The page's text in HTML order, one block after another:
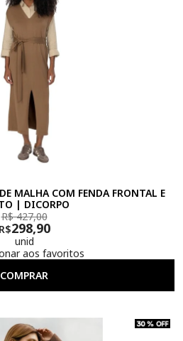
MALHA COM FENDA FRONTAL E
| DICORPO
R$ 427,00
R$298,90
unid
aos favoritos
COMPRAR